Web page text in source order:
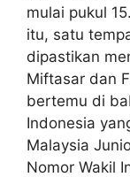
mulai pukul
itu, satu
dipastikan
Miftasar dan
bertemu di
Indonesia
Malaysia
Nomor Wakil